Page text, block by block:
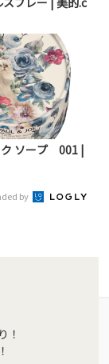
ク ソープ 001 |
by
！